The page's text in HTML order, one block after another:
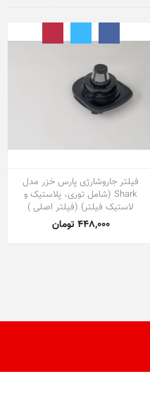
فیلتر جاروشارژی پارس خزر مدل
Shark (شامل توری، پلاستیک و
لاستیک فیلتر) (فیلتر اصلی )
448,000 تومان